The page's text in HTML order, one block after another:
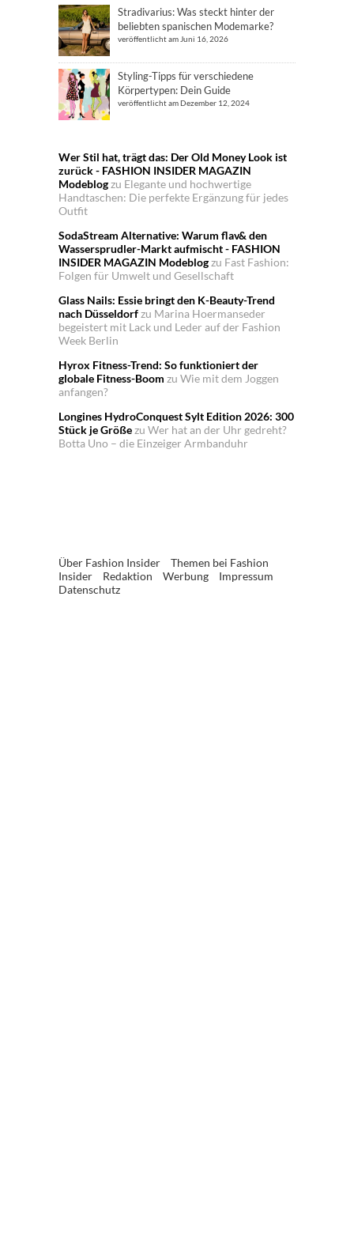
Stradivarius: Was steckt hinter der
beliebten spanischen Modemarke?
veröffentlicht am Juni 16, 2026
Styling-Tipps für verschiedene
Körpertypen: Dein Guide
veröffentlicht am Dezember 12, 2024
Wer Stil hat, trägt das: Der Old Money Look ist
zurück - FASHION INSIDER MAGAZIN
Modeblogzu Elegante und hochwertige
Handtaschen: Die perfekte Ergänzung für jedes
Outfit
SodaStream Alternative: Warum flav& den
Wassersprudler-Markt aufmischt - FASHION
INSIDER MAGAZIN Modeblogzu Fast Fashion:
Folgen für Umwelt und Gesellschaft
Glass Nails: Essie bringt den K-Beauty-Trend
nach Düsseldorfzu Marina Hoermanseder
begeistert mit Lack und Leder auf der Fashion
Week Berlin
Hyrox Fitness-Trend: So funktioniert der
globale Fitness-Boom zu Wie mit dem Joggen
anfangen?
Longines HydroConquest Sylt Edition 2026: 300
Stück je Größezu Wer hat an der Uhr gedreht?
Botta Uno – die Einzeiger Armbanduhr
Über Fashion Insider
Themen bei Fashion
Insider
Redaktion Werbung
Impressum
Datenschutz